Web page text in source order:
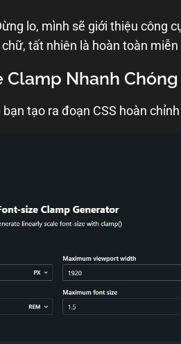
lo, mình sẽ giới thiệu công
tất nhiên là hoàn toàn miễn
Clamp Nhanh Chóng
tạo ra đoạn CSS hoàn